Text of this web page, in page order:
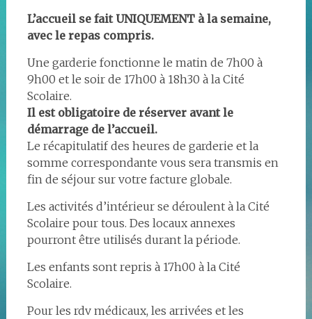
L’accueil se fait UNIQUEMENT à la semaine,
avec le repas compris.
Une garderie fonctionne le matin de 7h00 à
9h00 et le soir de 17h00 à 18h30 à la Cité
Scolaire.
Il est obligatoire de réserver avant le
démarrage de l’accueil.
Le récapitulatif des heures de garderie et la
somme correspondante vous sera transmis en
fin de séjour sur votre facture globale.
Les activités d’intérieur se déroulent à la Cité
Scolaire pour tous. Des locaux annexes
pourront être utilisés durant la période.
Les enfants sont repris à 17h00 à la Cité
Scolaire.
Pour les rdv médicaux, les arrivées et les